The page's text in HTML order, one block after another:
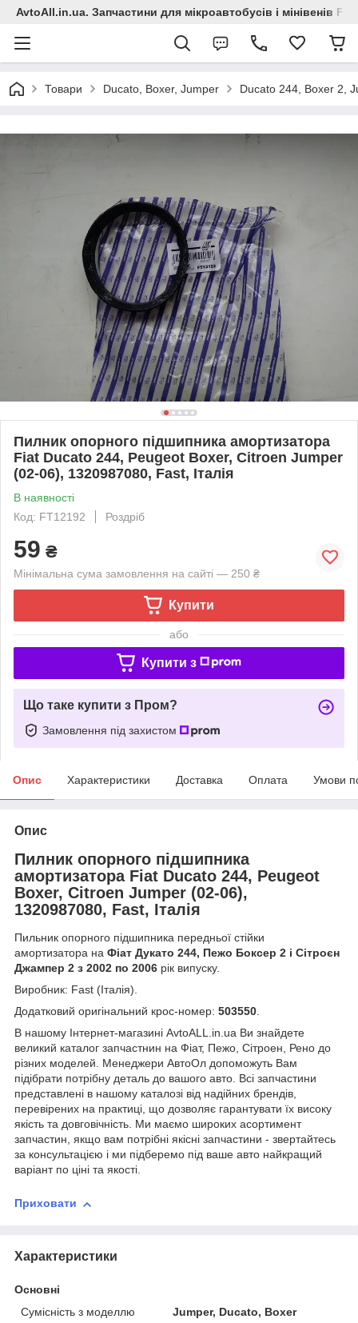
AvtoAll.in.ua. Запчастини для мікроавтобусів і мінівенів
Товари Ducato, Boxer, Jumper Ducato 244, Boxer 2,
Пилник опорного підшипника амортизатора
Fiat Ducato 244, Peugeot Boxer, Citroen Jumper
(02-06), 1320987080, Fast, Італія
В наявності
Код: FT12192
Роздріб
59 ₴
Мінімальна сума замовлення на сайті — 250 ₴
Купити
або
Купити з
Що таке купити з Пром?
Замовлення під захистом
Опис Характеристики Доставка Оплата Умови
Опис
Пилник опорного підшипника
амортизатора Fiat Ducato 244, Peugeot
Boxer, Citroen Jumper (02-06),
1320987080, Fast, Італія
Пильник опорного підшипника передньої стійки
амортизатора на Фіат Дукато 244, Пежо Боксер 2 і Сітроєн
Джампер 2 з 2002 по 2006 рік випуску.
Виробник: Fast (Італія).
Додатковий оригінальний крос-номер: 503550.
В нашому Інтернет-магазині AvtoALL.in.ua Ви знайдете
великий каталог запчастнин на Фіат, Пежо, Сітроен, Рено до
різних моделей. Менеджери АвтоОл допоможуть Вам
підібрати потрібну деталь до вашого авто. Всі запчастини
представлені в нашому каталозі від надійних брендів,
перевірених на практиці, що дозволяє гарантувати їх високу
якість та довговічність. Ми маємо широких асортимент
запчастин, якщо вам потрібні якісні запчастини - звертайтесь
за консультацією і ми підберемо під ваше авто найкращий
варіант по ціні та якості.
Приховати
Характеристики
Основні
Сумісність з моделлю
Jumper, Ducato, Boxer